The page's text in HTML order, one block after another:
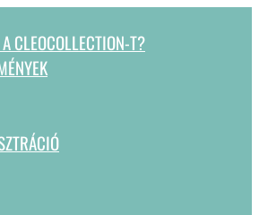
CLEOCOLLECTION-T?